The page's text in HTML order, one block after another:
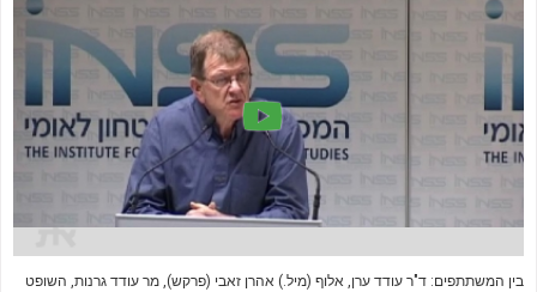
בין המשתתפים: ד"ר עודד ערן, אלוף (מיל.) אהרן זאבי (פרקש), מר עודד גרנות, השופט